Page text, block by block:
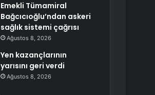
Emekli Tümamiral
Bağcıcıoğlu’ndan askeri
sağlık sistemi çağrısı
Ağustos 8, 2026
Yen kazançlarının
yarısını geri verdi
Ağustos 8, 2026